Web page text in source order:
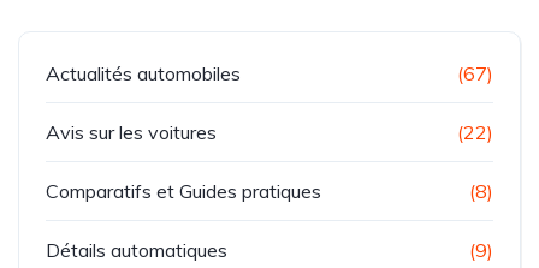
Actualités automobiles (67)
Avis sur les voitures (22)
Comparatifs et Guides pratiques (8)
Détails automatiques (9)